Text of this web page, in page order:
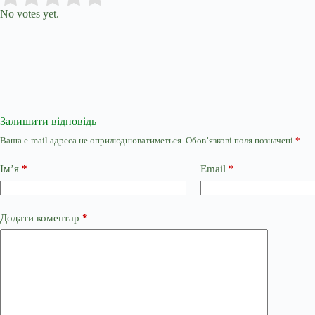
No votes yet.
Залишити відповідь
Ваша e-mail адреса не оприлюднюватиметься. Обов’язкові поля позначені *
Ім’я * Email *
Додати коментар *